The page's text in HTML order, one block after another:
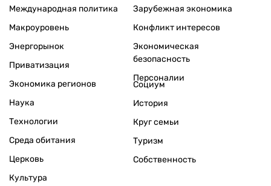
Международная политика
Макроуровень
Энергорынок
Приватизация
Экономика регионов
Зарубежная экономика
Конфликт интересов
Экономическая
безопасность
Персоналии
Наука
Технологии
Среда обитания
Церковь
Культура
Социум
История
Круг семьи
Туризм
Собственность